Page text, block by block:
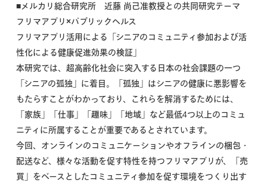
■メルカリ総合研究所 近藤 尚己准教授との共同研究テーマ
フリマアプリ×パブリックヘルス
フリマアプリ活用による「シニアのコミュニティ参加および活
性化による健康促進効果の検証」
本研究では、超高齢化社会に突入する日本の社会課題の一つ
「シニアの孤独」に着目。「孤独」はシニアの健康に悪影響を
もたらすことがわかっており、これらを解消するためには、
「家族」「仕事」「趣味」「地域」など最低4つ以上のコミュ
ニティに所属することが重要であるとされています。
今回、オンラインのコミュニケーションやオフラインの梱包・
配送など、様々な活動を促す特性を持つフリマアプリが、「売
買」をベースとしたコミュニティ参加を促す環境をつくり出す